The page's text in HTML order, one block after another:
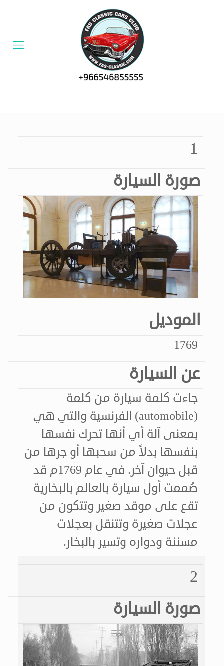
1
صورة السيارة
الموديل
1769
عن السيارة
جاءت كلمة سيارة من كلمة
(automobile) الفرنسية والتي هي
بمعنى آلة أي أنها تحرك نفسها
بنفسها بدلاً من سحبها أو جرها من
قبل حيوان آخر. في عام 1769م قد
صُممت أول سيارة بالعالم بالبخارية
تقع على موقد صغير وتتكون من
عجلات صغيرة وتتنقل بعجلات
مسننة ودواره وتسير بالبخار.
2
صورة السيارة